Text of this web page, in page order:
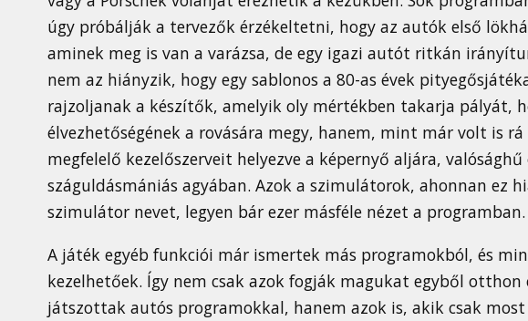
úgy próbálják a tervezők érzékeltetni, hogy az autók első
aminek meg is van a varázsa, de egy igazi autót ritkán
nem az hiányzik, hogy egy sablonos a 80-as évek
rajzoljanak a készítők, amelyik oly mértékben takarja pályát,
élvezhetőségének a rovására megy, hanem, mint már volt is
megfelelő kezelőszerveit helyezve a képernyő aljára,
száguldásmániás agyában. Azok a szimulátorok, ahonnan ez
szimulátor nevet, legyen bár ezer másféle nézet a programban.
A játék egyéb funkciói már ismertek más programokból, és
kezelhetőek. Így nem csak azok fogják magukat egyből
játszottak autós programokkal, hanem azok is, akik csak